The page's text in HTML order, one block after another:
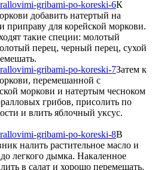
К
добавить натертый на
приправу для корейской моркови.
такие специи: молотый
перец, черный перец, сухой
Затем к
перемешанной с
моркови и натертым чесноком
грибов, присолить по
и влить яблочный уксус.
В
налить растительное масло и
легкого дымка. Накаленное
в салат и хорошо перемешать,